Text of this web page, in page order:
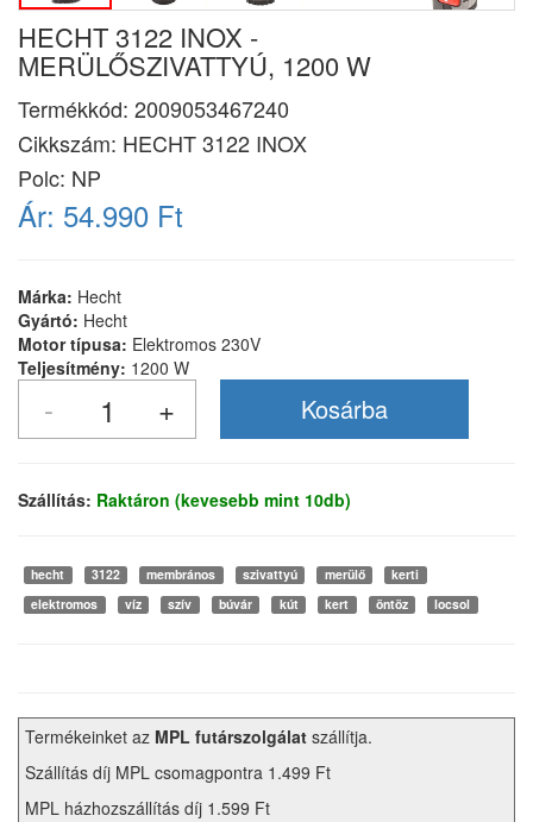
HECHT 3122 INOX -
MERÜLŐSZIVATTYÚ, 1200 W
Termékkód: 2009053467240
Cikkszám: HECHT 3122 INOX
Polc: NP
Ár: 54.990 Ft
Márka: Hecht
Gyártó: Hecht
Motor típusa: Elektromos 230V
Teljesítmény: 1200 W
Szállítás: Raktáron (kevesebb mint 10db)
hecht 3122 membrános szivattyú merülő
kerti
elektromos
víz szív búvár kút kert öntöz locsol
Termékeinket az MPL futárszolgálat szállítja.
Szállítás díj MPL csomagpontra 1.499 Ft
MPL házhozszállítás díj 1.599 Ft